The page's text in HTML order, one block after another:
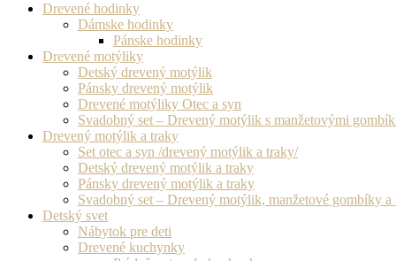
Drevené hodinky
Dámske hodinky
Pánske hodinky
Drevené motýliky
Detský drevený motýlik
Pánsky drevený motýlik
Drevené motýliky Otec a syn
Svadobný set – Drevený motýlik s manžetovými
Drevený motýlik a traky
Set otec a syn /drevený motýlik a traky/
Detský drevený motýlik a traky
Pánsky drevený motýlik a traky
Svadobný set – Drevený motýlik, manžetové gombíky a
Detský svet
Nábytok pre deti
Drevené kuchynky